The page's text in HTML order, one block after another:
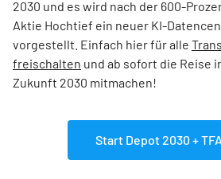
2030 und es wird nach der 600-
Aktie Hochtief ein neuer KI-
vorgestellt. Einfach hier für alle
freischalten und ab sofort die Reise
Zukunft 2030 mitmachen!
Start Depot 2030 +